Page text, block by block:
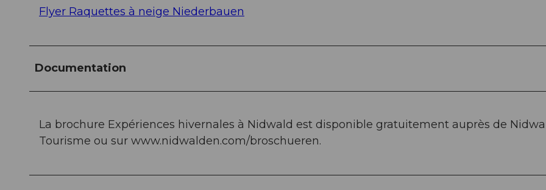
Flyer Raquettes à neige Niederbauen
Documentation
La brochure Expériences hivernales à Nidwald est disponible gratuitement auprès de
Tourisme ou sur www.nidwalden.com/broschueren.